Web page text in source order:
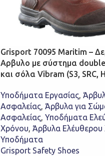
Grisport 70095 Maritim –
Αρβυλο με σύστημα
και σόλα Vibram (S3, SRC,
Υποδήματα Εργασίας
Ασφαλείας Άρβυλα για
Ασφαλείας Υποδήματα
Χρόνου Άρβυλα Ελέυθερου
Υποδήματα
Grisport Safety Shoes